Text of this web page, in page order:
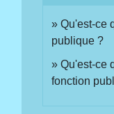
Qu'est-ce
publique ?
Qu'est-ce
fonction